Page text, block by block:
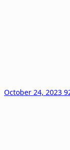
October 24, 2023